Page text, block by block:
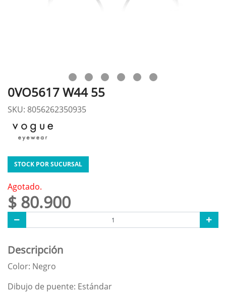
0VO5617 W44 55
SKU: 8056262350935
STOCK POR SUCURSAL
Agotado.
$ 80.900
Descripción
Color: Negro
Dibujo de puente: Estándar